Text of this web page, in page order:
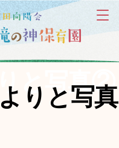
と写真②
りと写真